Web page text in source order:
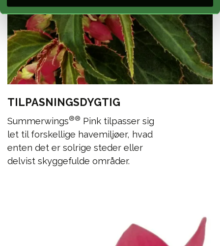
TILPASNINGSDYGTIG
Summerwings®® Pink tilpasser sig
let til forskellige havemiljøer, hvad
enten det er solrige steder eller
delvist skyggefulde områder.